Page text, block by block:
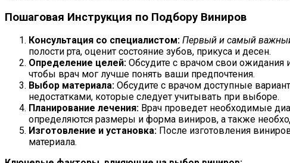
Пошаговая Инструкция по Подбору Виниров
Консультация со специалистом: Первый и самый важный
полости рта, оценит состояние зубов, прикуса и десен.
Определение целей: Обсудите с врачом свои ожидания
чтобы врач мог лучше понять ваши предпочтения.
Выбор материала: Обсудите с врачом доступные
недостатками, которые следует учитывать при выборе.
Планирование лечения: Врач проведет необходимые
определяются размеры и форма виниров, а также
Изготовление и установка: После изготовления
материала.